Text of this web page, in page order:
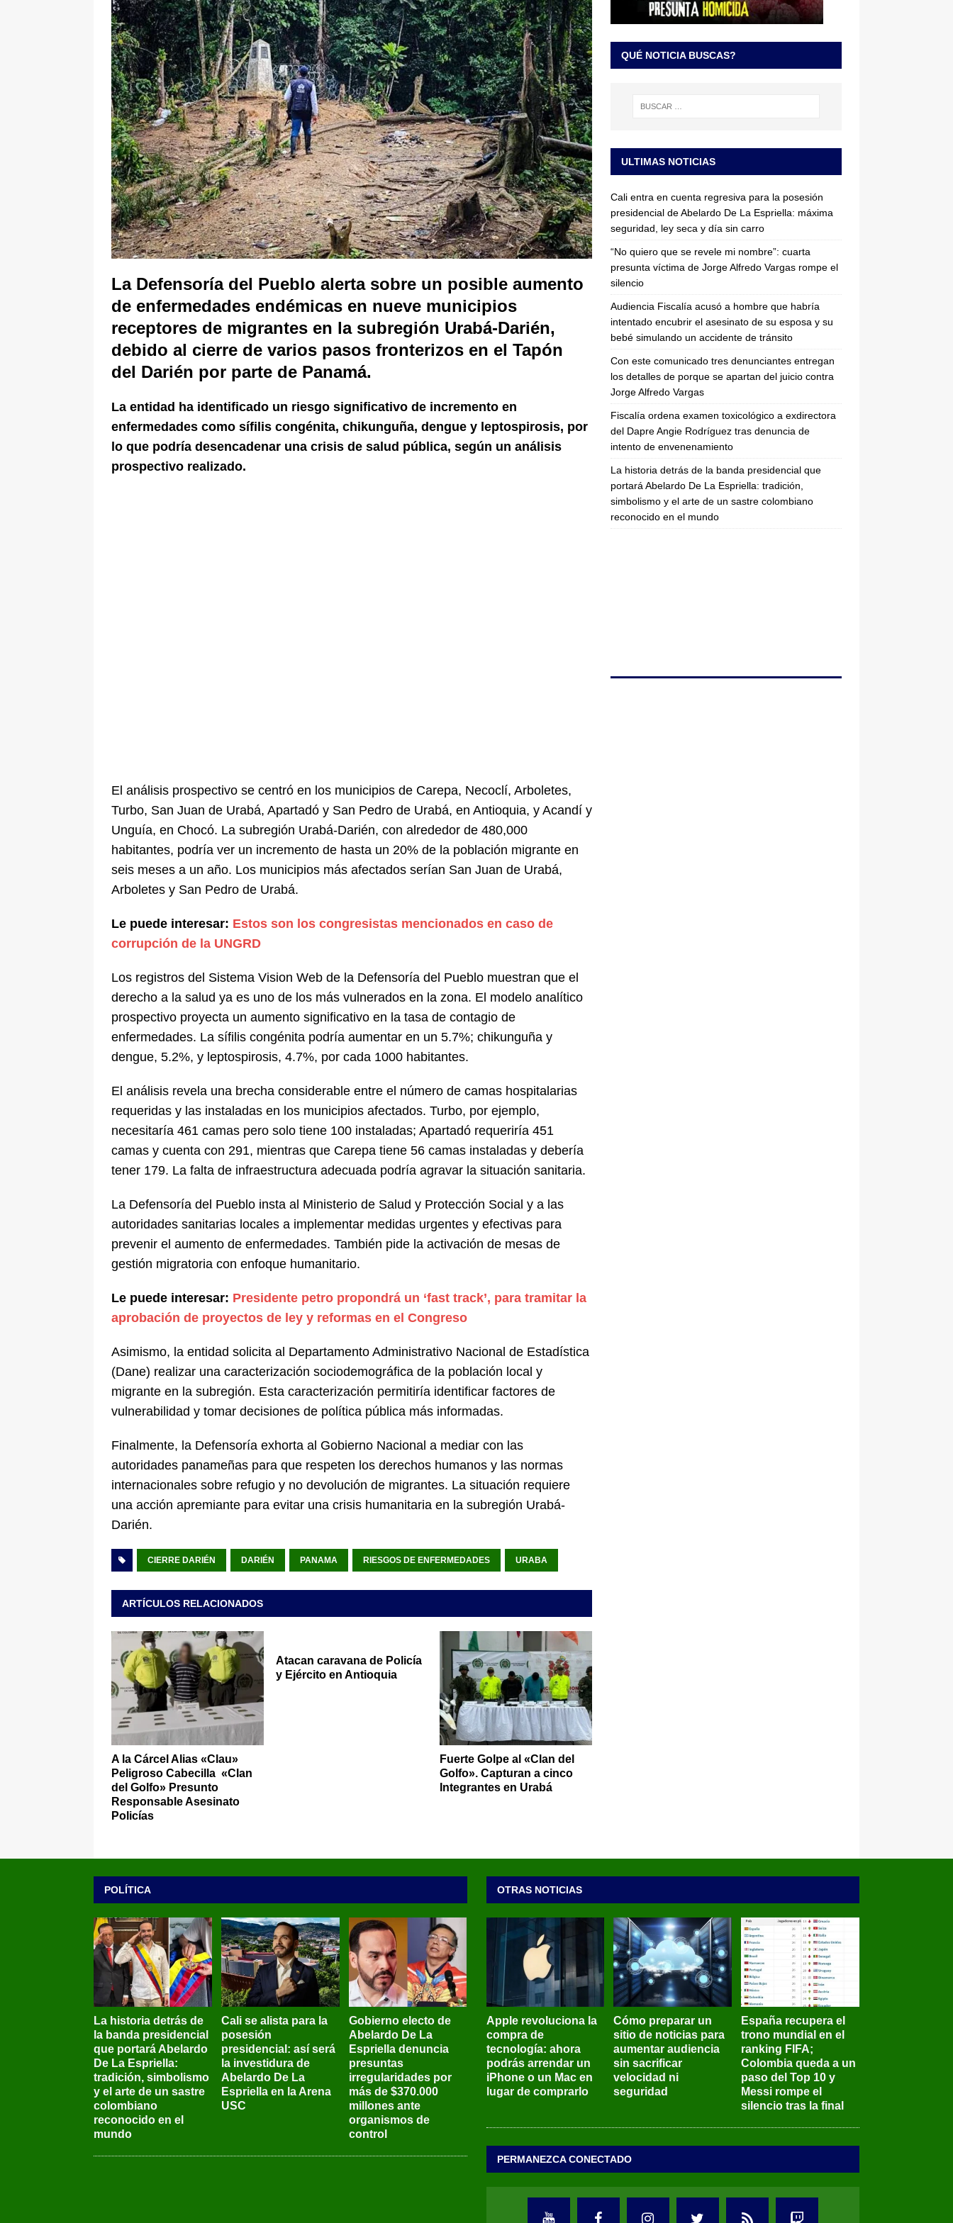
[ 5 de agosto de 2026 ] Fiscalía ordena examen toxicológico a exdirectora del Dapre Angie Rodríguez
tras denuncia de intento de envenenamiento NOTICIAS
La Defensoría del Pueblo alerta sobre un posible aumento
de enfermedades endémicas en nueve municipios
receptores de migrantes en la subregión Urabá-Darién,
debido al cierre de varios pasos fronterizos en el Tapón
del Darién por parte de Panamá.
La entidad ha identificado un riesgo significativo de incremento en
enfermedades como sífilis congénita, chikunguña, dengue y leptospirosis, por
lo que podría desencadenar una crisis de salud pública, según un análisis
prospectivo realizado.
El análisis prospectivo se centró en los municipios de Carepa, Necoclí, Arboletes,
Turbo, San Juan de Urabá, Apartadó y San Pedro de Urabá, en Antioquia, y Acandí y
Unguía, en Chocó. La subregión Urabá-Darién, con alrededor de 480,000
habitantes, podría ver un incremento de hasta un 20% de la población migrante en
seis meses a un año. Los municipios más afectados serían San Juan de Urabá,
Arboletes y San Pedro de Urabá.
Le puede interesar: Estos son los congresistas mencionados en caso de
corrupción de la UNGRD
Los registros del Sistema Vision Web de la Defensoría del Pueblo muestran que el
derecho a la salud ya es uno de los más vulnerados en la zona. El modelo analítico
prospectivo proyecta un aumento significativo en la tasa de contagio de
enfermedades. La sífilis congénita podría aumentar en un 5.7%; chikunguña y
dengue, 5.2%, y leptospirosis, 4.7%, por cada 1000 habitantes.
El análisis revela una brecha considerable entre el número de camas hospitalarias
requeridas y las instaladas en los municipios afectados. Turbo, por ejemplo,
necesitaría 461 camas pero solo tiene 100 instaladas; Apartadó requeriría 451
camas y cuenta con 291, mientras que Carepa tiene 56 camas instaladas y debería
tener 179. La falta de infraestructura adecuada podría agravar la situación sanitaria.
La Defensoría del Pueblo insta al Ministerio de Salud y Protección Social y a las
autoridades sanitarias locales a implementar medidas urgentes y efectivas para
prevenir el aumento de enfermedades. También pide la activación de mesas de
gestión migratoria con enfoque humanitario.
Le puede interesar: Presidente petro propondrá un ‘fast track’, para tramitar la
aprobación de proyectos de ley y reformas en el Congreso
Asimismo, la entidad solicita al Departamento Administrativo Nacional de Estadística
(Dane) realizar una caracterización sociodemográfica de la población local y
migrante en la subregión. Esta caracterización permitiría identificar factores de
vulnerabilidad y tomar decisiones de política pública más informadas.
Finalmente, la Defensoría exhorta al Gobierno Nacional a mediar con las
autoridades panameñas para que respeten los derechos humanos y las normas
internacionales sobre refugio y no devolución de migrantes. La situación requiere
una acción apremiante para evitar una crisis humanitaria en la subregión Urabá-
Darién.
CIERRE DARIÉN DARIÉN PANAMA RIESGOS DE ENFERMEDADES URABA
ARTÍCULOS RELACIONADOS
A la Cárcel Alias «Clau»
Peligroso Cabecilla «Clan
del Golfo» Presunto
Responsable Asesinato
Policías
Atacan caravana de Policía
y Ejército en Antioquia
Fuerte Golpe al «Clan del
Golfo». Capturan a cinco
Integrantes en Urabá
QUÉ NOTICIA BUSCAS?
ULTIMAS NOTICIAS
Cali entra en cuenta regresiva para la posesión
presidencial de Abelardo De La Espriella: máxima
seguridad, ley seca y día sin carro
“No quiero que se revele mi nombre”: cuarta
presunta víctima de Jorge Alfredo Vargas rompe el
silencio
Audiencia Fiscalía acusó a hombre que habría
intentado encubrir el asesinato de su esposa y su
bebé simulando un accidente de tránsito
Con este comunicado tres denunciantes entregan
los detalles de porque se apartan del juicio contra
Jorge Alfredo Vargas
Fiscalía ordena examen toxicológico a exdirectora
del Dapre Angie Rodríguez tras denuncia de
intento de envenenamiento
La historia detrás de la banda presidencial que
portará Abelardo De La Espriella: tradición,
simbolismo y el arte de un sastre colombiano
reconocido en el mundo
POLÍTICA
La historia detrás de
la banda presidencial
que portará Abelardo
De La Espriella:
tradición, simbolismo
y el arte de un sastre
colombiano
reconocido en el
mundo
Cali se alista para la
posesión
presidencial: así será
la investidura de
Abelardo De La
Espriella en la Arena
USC
Gobierno electo de
Abelardo De La
Espriella denuncia
presuntas
irregularidades por
más de $370.000
millones ante
organismos de
control
OTRAS NOTICIAS
Apple revoluciona la
compra de
tecnología: ahora
podrás arrendar un
iPhone o un Mac en
lugar de comprarlo
Cómo preparar un
sitio de noticias para
aumentar audiencia
sin sacrificar
velocidad ni
seguridad
España recupera el
trono mundial en el
ranking FIFA;
Colombia queda a un
paso del Top 10 y
Messi rompe el
silencio tras la final
PERMANEZCA CONECTADO